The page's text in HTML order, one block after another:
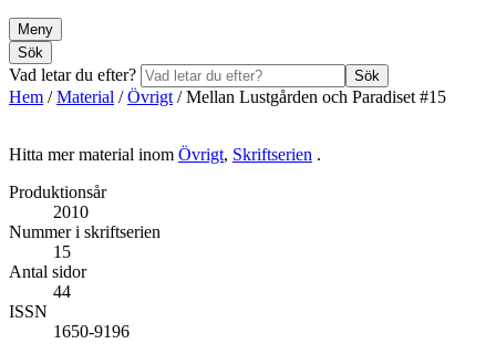
Meny
Sök
Vad letar du efter? Sök
Hem /Material /Övrigt /Mellan Lustgården och Paradiset #15
Hitta mer material inom Övrigt, Skriftserien .
Produktionsår
2010
Nummer i skriftserien
15
Antal sidor
44
ISSN
1650-9196